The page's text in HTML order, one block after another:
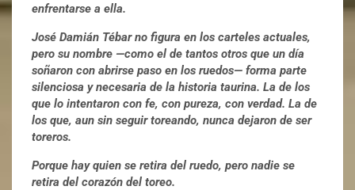
enfrentarse a ella.
José Damián Tébar no figura en los carteles actuales,
pero su nombre —como el de tantos otros que un día
soñaron con abrirse paso en los ruedos— forma parte
silenciosa y necesaria de la historia taurina. La de los
que lo intentaron con fe, con pureza, con verdad. La de
los que, aun sin seguir toreando, nunca dejaron de ser
toreros.
Porque hay quien se retira del ruedo, pero nadie se
retira del corazón del toreo.